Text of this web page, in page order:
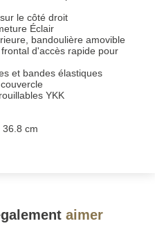
le côté droit
Éclair
bandoulière amovible
d'accès rapide pour
et bandes élastiques
YKK
36.8 cm
aimer